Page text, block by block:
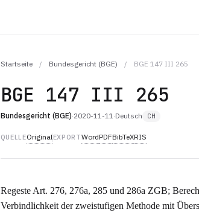
Startseite / Bundesgericht (BGE) / BGE 147 III 265
BGE 147 III 265
Bundesgericht (BGE)·2020-11-11·Deutsch CH
QUELLEOriginalEXPORTWordPDFBibTeXRIS
Regeste Art. 276, 276a, 285 und 286a ZGB;
Verbindlichkeit der zweistufigen Methode mit